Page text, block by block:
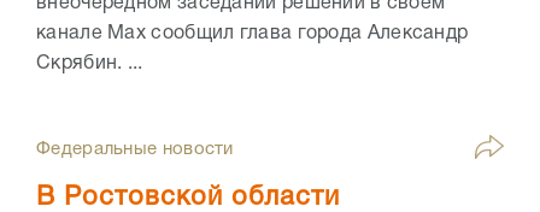
внеочередном заседании решении в своем
канале Max сообщил глава города Александр
Скрябин. ...
Федеральные новости
В Ростовской области